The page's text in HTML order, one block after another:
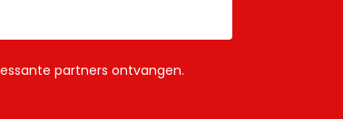
partners ontvangen.